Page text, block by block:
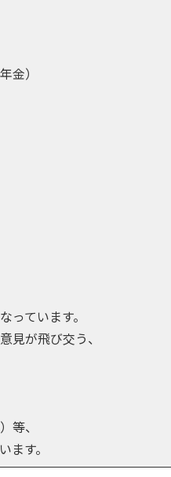
金）
っています。
見が飛び交う、
等、
ます。